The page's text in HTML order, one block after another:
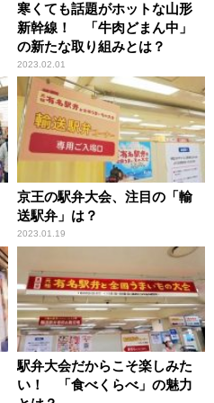
寒くても話題がホットな山形
新幹線！ 「牛肉どまん中」
の新たな取り組みとは？
2023.02.01
京王の駅弁大会、注目の「輸
送駅弁」は？
2023.01.19
駅弁大会だからこそ楽しみた
い！ 「食べくらべ」の魅力